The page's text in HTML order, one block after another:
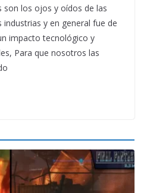
son los ojos y oídos de las
y en general fue de
impacto tecnológico y
Para que nosotros las